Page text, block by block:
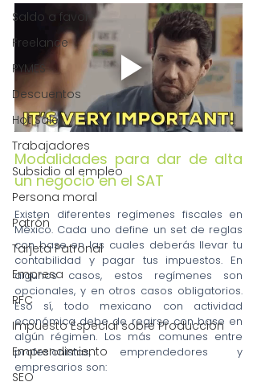
Saldo a favor
Freelance
PYMES
Descuentos
Hot Sale
Trabajadores
Subsidio al empleo
Persona moral
Patrón
Tarjeta Patronal
Empresa
RFC
Impuesto Especial sobre Producción
Emprendimiento
SEO
Modalidades para dar de alta
un negocio en el SAT
Existen diferentes regímenes fiscales en
México. Cada uno define un set de reglas
con base en las cuales deberás llevar tu
contabilidad y pagar tus impuestos. En
algunos casos, estos regímenes son
opcionales, y en otros casos obligatorios.
Eso sí, todo mexicano con actividad
económica debe de regirse con base en
algún régimen. Los más comunes entre
profesionistas, emprendedores y
empresarios son: